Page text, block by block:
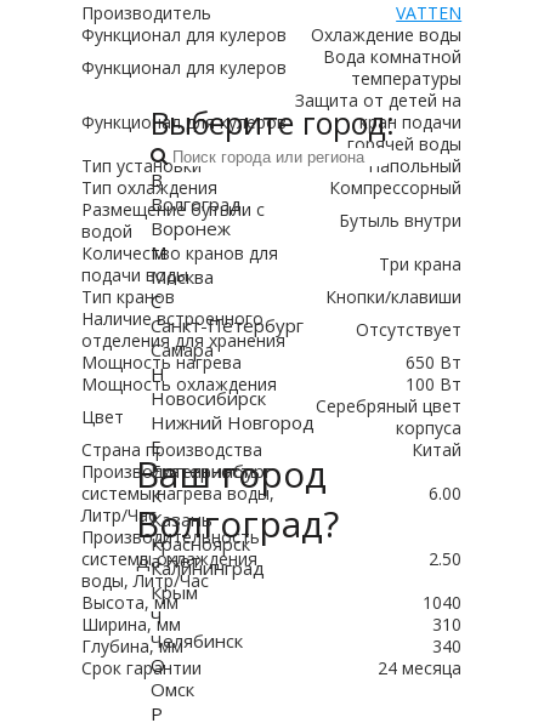
Производитель
VATTEN
Функционал для кулеров
Охлаждение воды
Функционал для кулеров
Вода комнатной
температуры
Функционал для кулеров
Защита от детей на
кран подачи
горячей воды
Тип установки
Напольный
Тип охлаждения
Компрессорный
Размещение бутыли с
водой
Бутыль внутри
Количество кранов для
подачи воды
Три крана
Тип кранов
Кнопки/клавиши
Наличие встроенного
отделения для хранения
Отсутствует
Мощность нагрева
650 Вт
Мощность охлаждения
100 Вт
Цвет
Серебряный цвет
корпуса
Страна производства
Китай
Производительность
системы нагрева воды,
Литр/Час
6.00
Производительность
системы охлаждения
воды, Литр/Час
2.50
Высота, мм
1040
Ширина, мм
310
Глубина, мм
340
Срок гарантии
24 месяца
Ваш город
Волгоград?
Да Нет
Выберите город:
В
Волгоград
Воронеж
М
Москва
С
Санкт-Петербург
Самара
Н
Новосибирск
Нижний Новгород
Е
Екатеринбург
К
Казань
Красноярск
Калининград
Крым
Ч
Челябинск
О
Омск
Р